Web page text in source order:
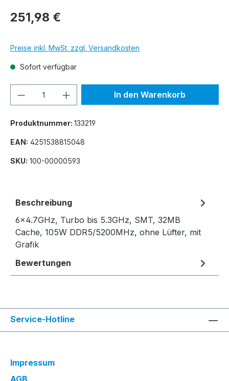
251,98 €
Preise inkl. MwSt. zzgl. Versandkosten
Sofort verfügbar
Produkt Anzahl: Gib denIn den Warenkorb
Produktnummer: 133219
EAN: 4251538815048
SKU: 100-00000593
Beschreibung
6x4.7GHz, Turbo bis 5.3GHz, SMT, 32MB
Cache, 105W DDR5/5200MHz, ohne Lüfter, mit
Grafik
Bewertungen
Service-Hotline
Impressum
AGB